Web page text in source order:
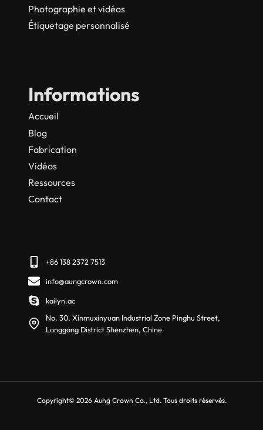
Photographie et vidéos
Étiquetage personnalisé
Informations
Accueil
Blog
Fabrication
Vidéos
Ressources
Contact
+86 138 2372 7513
info@aungcrown.com
kailyn.ac
No. 30, Xinmuxinyuan Industrial Zone Pinghu Street,
Longgang District Shenzhen, Chine
Copyright© 2026 Aung Crown Co., Ltd. Tous droits réservés.